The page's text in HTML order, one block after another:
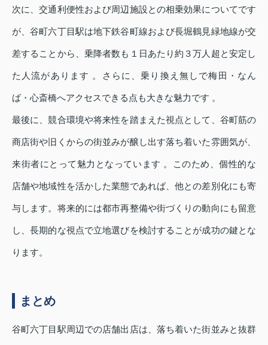
次に、交通利便性および周辺施設との相乗効果についてです
が、谷町六丁目駅は地下鉄谷町線および長堀鶴見緑地線が交
差することから、乗降者数も１日あたり約３万人超と安定し
た人流があります 。さらに、乗り換え無しで梅田・なん
ば・心斎橋へアクセスできる点も大きな魅力です 。
最後に、競合環境や将来性を踏まえた視点として、谷町筋の
商店街や旧くからの街並みが醸し出す落ち着いた雰囲気が、
来街者にとって魅力となっています 。このため、個性的な
店舗や地域性を活かした業態であれば、他との差別化にも寄
与します。将来的には都市再整備や街づくりの動向にも留意
し、長期的な視点で立地選びを検討することが成功の鍵とな
ります。
まとめ
谷町六丁目駅周辺での店舗出店は、落ち着いた街並みと抜群